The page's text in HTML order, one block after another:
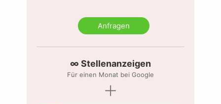
Anfragen
∞ Stellenanzeigen
Für einen Monat bei Google
+